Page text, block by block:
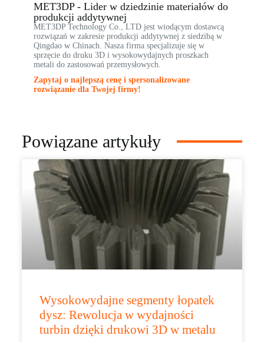
MET3DP - Lider w dziedzinie materiałów do
produkcji addytywnej
MET3DP Technology Co., LTD jest wiodącym dostawcą
rozwiązań w zakresie produkcji addytywnej z siedzibą w
Qingdao w Chinach. Nasza firma specjalizuje się w
sprzęcie do druku 3D i wysokowydajnych proszkach
metali do zastosowań przemysłowych.
Zapytaj o najlepszą cenę i spersonalizowane
rozwiązanie dla Twojej firmy!
Powiązane artykuły
Wysokowydajne segmenty łopatek
dysz: Rewolucja w wydajności
turbin dzięki drukowi 3D w metalu